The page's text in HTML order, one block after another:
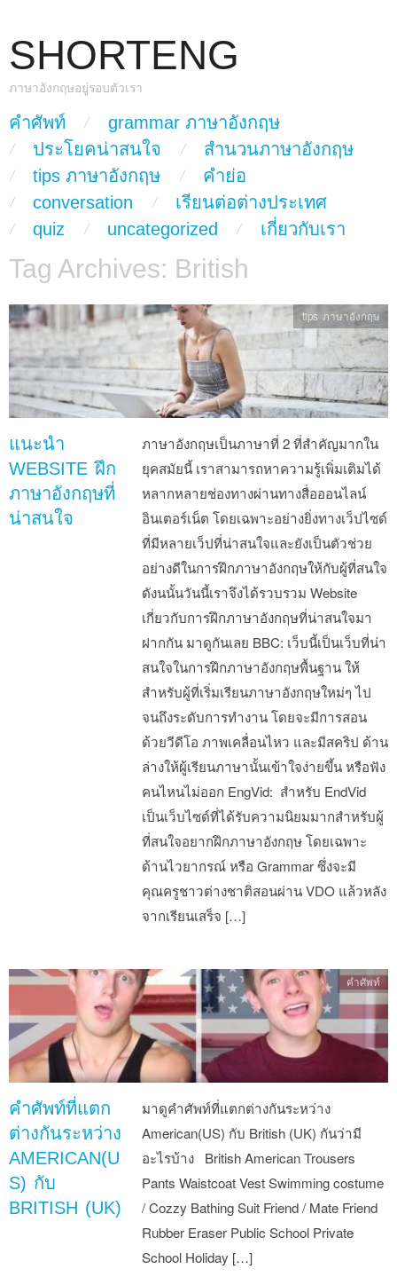
SHORTENG
ภาษาอังกฤษอยู่รอบตัวเรา
Main Menu
skip to content
คำศัพท์
grammar ภาษาอังกฤษ
ประโยคน่าสนใจ
สำนวนภาษาอังกฤษ
tips ภาษาอังกฤษ
คำย่อ
conversation
เรียนต่อต่างประเทศ
quiz
uncategorized เกี่ยวกับเรา
Tag Archives: British
แนะนำ
WEBSITE ฝึก
ภาษาอังกฤษที่
น่าสนใจ
ภาษาอังกฤษเป็นภาษาที่ 2 ที่สำคัญมากใน
ยุคสมัยนี้ เราสามารถหาความรู้เพิ่มเติมได้
หลากหลายช่องทางผ่านทางสื่อออนไลน์
อินเตอร์เน็ต โดยเฉพาะอย่างยิ่งทางเว็ปไซด์
ที่มีหลายเว็ปที่น่าสนใจและยังเป็นตัวช่วย
อย่างดีในการฝึกภาษาอังกฤษให้กับผู้ที่สนใจ
ดังนนั้นวันนี้เราจึงได้รวบรวม Website
เกี่ยวกับการฝึกภาษาอังกฤษที่น่าสนใจมา
ฝากกัน มาดูกันเลย BBC: เว็บนี้เป็นเว็บที่น่า
สนใจในการฝึกภาษาอังกฤษพื้นฐาน ให้
สำหรับผู้ที่เริ่มเรียนภาษาอังกฤษใหม่ๆ ไป
จนถึงระดับการทำงาน โดยจะมีการสอน
ด้วยวีดีโอ ภาพเคลื่อนไหว และมีสคริป ด้าน
ล่างให้ผู้เรียนภาษานั้นเข้าใจง่ายขึ้น หรือฟัง
คนไหนไม่ออก EngVid: สำหรับ EndVid
เป็นเว็บไซด์ที่ได้รับความนิยมมากสำหรับผู้
ที่สนใจอยากฝึกภาษาอังกฤษ โดยเฉพาะ
ด้านไวยากรณ์ หรือ Grammar ซึ่งจะมี
คุณครูชาวต่างชาติสอนผ่าน VDO แล้วหลัง
จากเรียนเสร็จ […]
tips ภาษาอังกฤษ
คำศัพท์ที่แตก
ต่างกันระหว่าง
AMERICAN(U
S) กับ
BRITISH (UK)
มาดูคำศัพท์ที่แตกต่างกันระหว่าง
American(US) กับ British (UK) กันว่ามี
อะไรบ้าง British American Trousers
Pants Waistcoat Vest Swimming costume
/ Cozzy Bathing Suit Friend / Mate Friend
Rubber Eraser Public School Private
School Holiday […]
คำศัพท์